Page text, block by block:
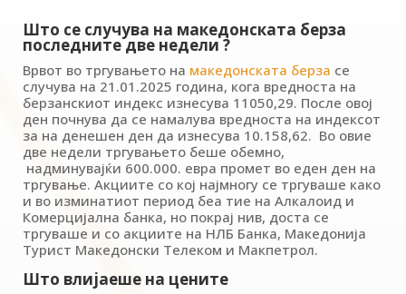
Што се случува на македонската берза
последните две недели ?
Врвот во тргувањето на македонската берза се
случува на 21.01.2025 година, кога вредноста на
берзанскиот индекс изнесува 11050,29. После овој
ден почнува да се намалува вредноста на индексот
за на денешен ден да изнесува 10.158,62. Во овие
две недели тргувањето беше обемно,
надминувајќи 600.000. евра промет во еден ден на
тргување. Акциите со кој најмногу се тргуваше како
и во изминатиот период беа тие на Алкалоид и
Комерцијална банка, но покрај нив, доста се
тргуваше и со акциите на НЛБ Банка, Македонија
Турист Македонски Телеком и Макпетрол.
Што влијаеше на цените